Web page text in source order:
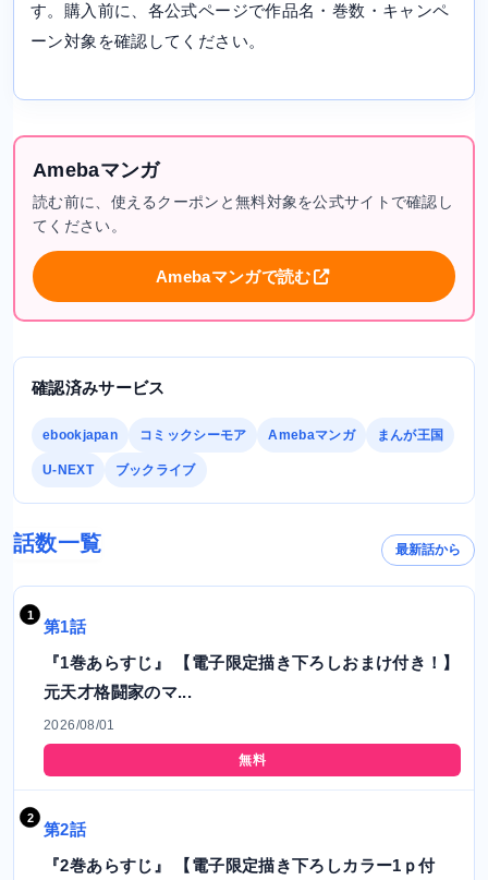
す。購入前に、各公式ページで作品名・巻数・キャンペ
ーン対象を確認してください。
Amebaマンガ
読む前に、使えるクーポンと無料対象を公式サイトで確認し
てください。
Amebaマンガで読む
確認済みサービス
ebookjapan コミックシーモア Amebaマンガ まんが王国
U-NEXT ブックライブ
話数一覧 最新話から
第1話
『1巻あらすじ』 【電子限定描き下ろしおまけ付き！】
元天才格闘家のマ...
2026/08/01
無料
第2話
『2巻あらすじ』 【電子限定描き下ろしカラー1ｐ付